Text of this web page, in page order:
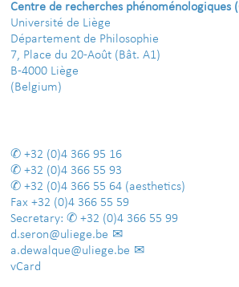
Centre de recherches phénoménologiques
Université de Liège
Département de Philosophie
7, Place du 20-Août (Bât. A1)
B-4000 Liège
(Belgium)
+32 (0)4 366 95 16
+32 (0)4 366 55 93
+32 (0)4 366 55 64 (aesthetics)
Fax +32 (0)4 366 55 59
Secretary:
+32 (0)4 366 55 99
d.seron@uliege.be
a.dewalque@uliege.be
vCard